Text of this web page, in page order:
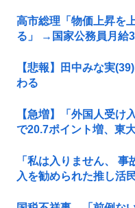
高市総理「物価上昇を
る」 →国家公務員月給
【悲報】田中みな実
わる
【急増】「外国人受
で20.7ポイント増、東
「私は入りません、
入を勧められた推し活